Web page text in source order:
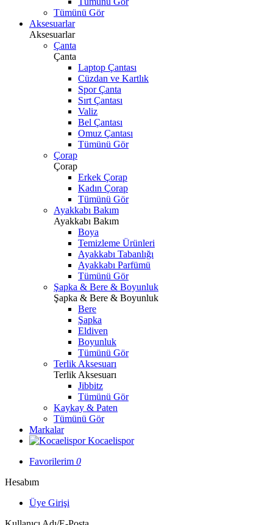
Tümünü Gör
Aksesuarlar
Aksesuarlar
Çanta
Çanta
Laptop Çantası
Cüzdan ve Kartlık
Spor Çanta
Sırt Çantası
Valiz
Bel Çantası
Omuz Çantası
Tümünü Gör
Çorap
Çorap
Erkek Çorap
Kadın Çorap
Tümünü Gör
Ayakkabı Bakım
Ayakkabı Bakım
Boya
Temizleme Ürünleri
Ayakkabı Tabanlığı
Ayakkabı Parfümü
Tümünü Gör
Şapka & Bere & Boyunluk
Şapka & Bere & Boyunluk
Bere
Şapka
Eldiven
Boyunluk
Tümünü Gör
Terlik Aksesuarı
Terlik Aksesuarı
Jibbitz
Tümünü Gör
Kaykay & Paten
Tümünü Gör
Markalar
Kocaelispor
Favorilerim 0
Hesabım
Üye Girişi